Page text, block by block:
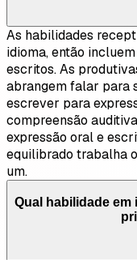
As habilidades
idioma, então
escritos. As
abrangem falar para
escrever para
compreensão
expressão oral e
equilibrado trabalha
um.
Qual habilidade